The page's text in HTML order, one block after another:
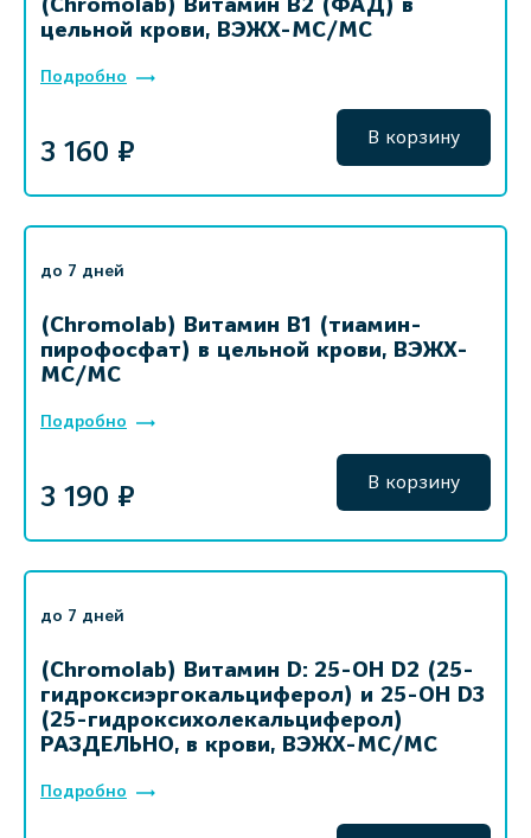
цельной крови, ВЭЖХ-МС/МС
Подробно
3 160 ₽ В корзину
до 7 дней
(Chromolab) Витамин B1 (тиамин-
пирофосфат) в цельной крови, ВЭЖХ-
МС/МС
Подробно
3 190 ₽ В корзину
до 7 дней
(Chromolab) Витамин D: 25-OH D2 (25-
гидроксиэргокальциферол) и 25-ОН D3
(25-гидроксихолекальциферол)
РАЗДЕЛЬНО, в крови, ВЭЖХ-МС/МС
Подробно